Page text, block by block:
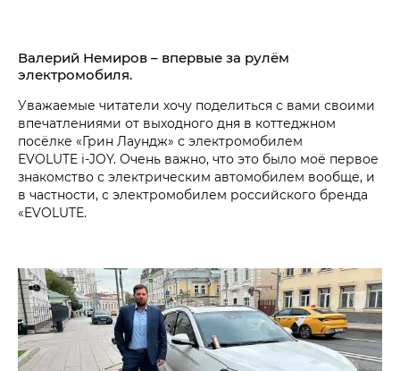
Валерий Немиров – впервые за рулём
электромобиля.
Уважаемые читатели хочу поделиться с вами своими
впечатлениями от выходного дня в коттеджном
посёлке «Грин Лаундж» с электромобилем
EVOLUTE i‑JOY. Очень важно, что это было моё первое
знакомство с электрическим автомобилем вообще, и
в частности, с электромобилем российского бренда
«EVOLUTE.